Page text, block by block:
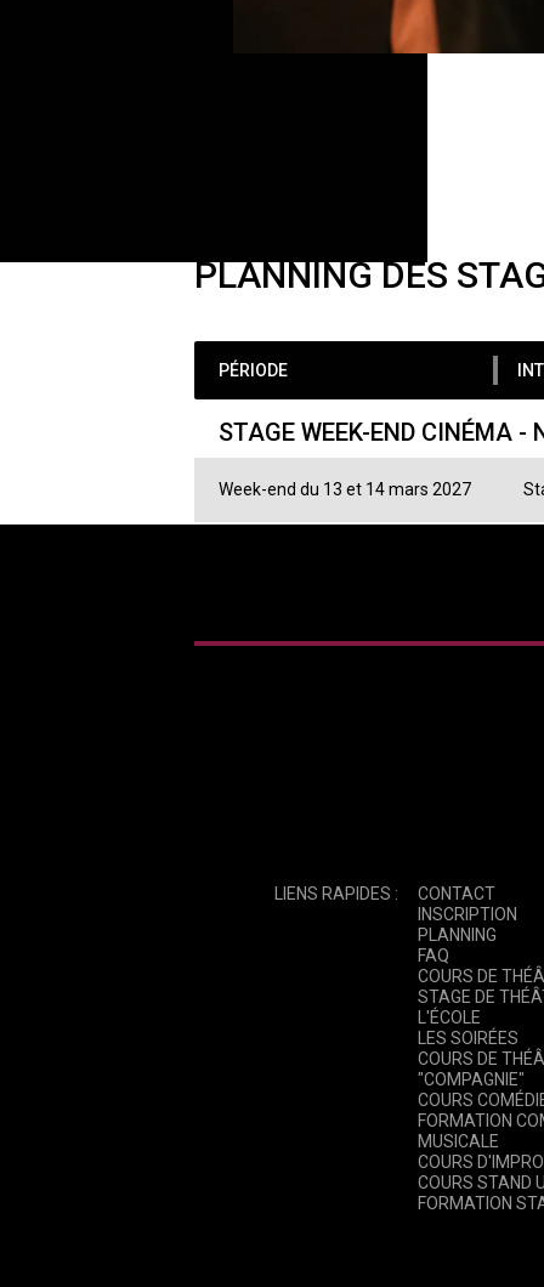
PLANNING DES
PÉRIODE
STAGE WEEK-END CINÉMA -
Week-end du 13 et 14 mars 2027
LIENS RAPIDES :
CONTACT
INSCRIPTION
PLANNING
FAQ
COURS DE
STAGE DE
L'ÉCOLE
LES SOIRÉES
COURS DE
"COMPAGNIE"
COURS
FORMATION
MUSICALE
COURS
COURS STAND
FORMATION